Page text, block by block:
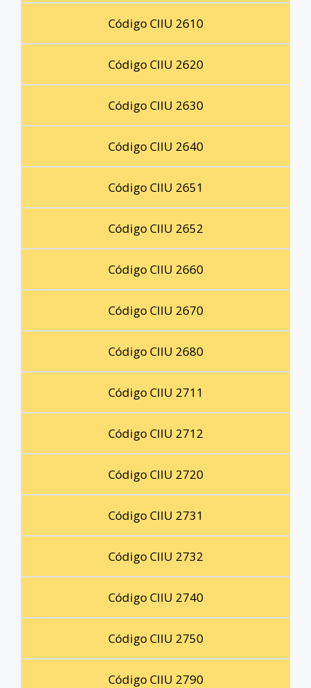
Código CIIU 2610
Código CIIU 2620
Código CIIU 2630
Código CIIU 2640
Código CIIU 2651
Código CIIU 2652
Código CIIU 2660
Código CIIU 2670
Código CIIU 2680
Código CIIU 2711
Código CIIU 2712
Código CIIU 2720
Código CIIU 2731
Código CIIU 2732
Código CIIU 2740
Código CIIU 2750
Código CIIU 2790